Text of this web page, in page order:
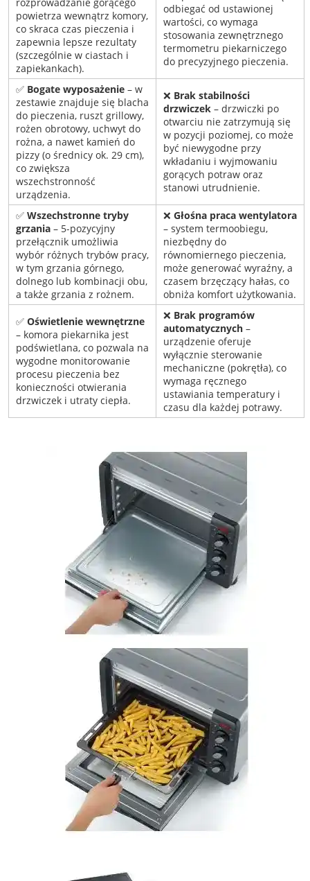
powietrza wewnątrz komory,
co skraca czas pieczenia i
zapewnia lepsze rezultaty
(szczególnie w ciastach i
zapiekankach).
odbiegać od ustawionej
wartości, co wymaga
stosowania zewnętrznego
termometru piekarniczego
do precyzyjnego pieczenia.
✅ Bogate wyposażenie– w
zestawie znajduje się blacha
do pieczenia, ruszt grillowy,
rożen obrotowy, uchwyt do
rożna, a nawet kamień do
pizzy (o średnicy ok. 29 cm),
co zwiększa
wszechstronność
urządzenia.
❌ Brak stabilności
drzwiczek– drzwiczki po
otwarciu nie zatrzymują się
w pozycji poziomej, co może
być niewygodne przy
wkładaniu i wyjmowaniu
gorących potraw oraz
stanowi utrudnienie.
✅ Wszechstronne tryby
grzania– 5-pozycyjny
przełącznik umożliwia
wybór różnych trybów pracy,
w tym grzania górnego,
dolnego lub kombinacji obu,
a także grzania z rożnem.
❌ Głośna praca wentylatora
– system termoobiegu,
niezbędny do
równomiernego pieczenia,
może generować wyraźny, a
czasem brzęczący hałas, co
obniża komfort użytkowania.
✅ Oświetlenie wewnętrzne
– komora piekarnika jest
podświetlana, co pozwala na
wygodne monitorowanie
procesu pieczenia bez
konieczności otwierania
drzwiczek i utraty ciepła.
❌ Brak programów
automatycznych–
urządzenie oferuje
wyłącznie sterowanie
mechaniczne (pokrętła), co
wymaga ręcznego
ustawiania temperatury i
czasu dla każdej potrawy.